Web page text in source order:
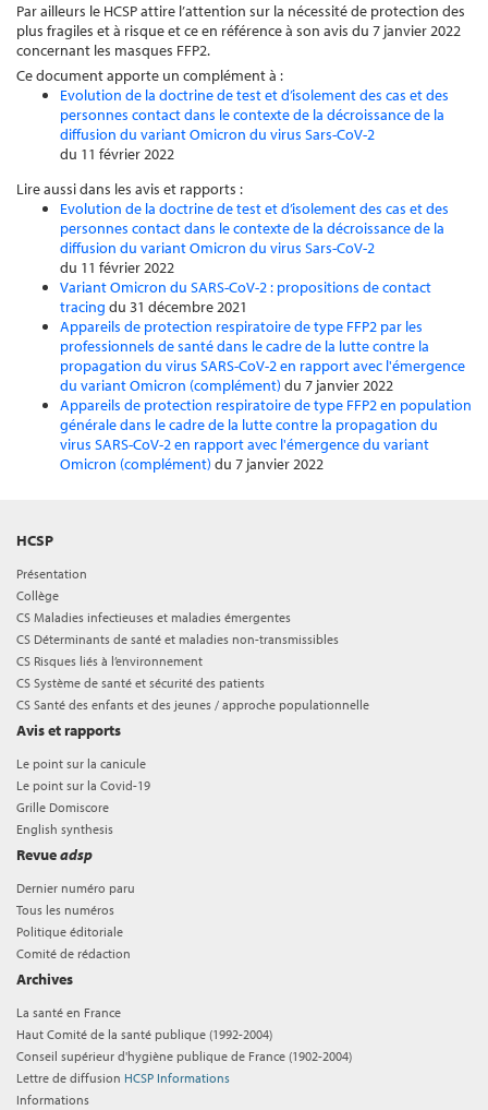
Par ailleurs le HCSP attire l’attention sur la nécessité de protection des
plus fragiles et à risque et ce en référence à son avis du 7 janvier 2022
concernant les masques FFP2.
Ce document apporte un complément à :
Evolution de la doctrine de test et d’isolement des cas et des
personnes contact dans le contexte de la décroissance de la
diffusion du variant Omicron du virus Sars-CoV-2
du 11 février 2022
Lire aussi dans les avis et rapports :
Evolution de la doctrine de test et d’isolement des cas et des
personnes contact dans le contexte de la décroissance de la
diffusion du variant Omicron du virus Sars-CoV-2
du 11 février 2022
Variant Omicron du SARS-CoV-2 : propositions de contact
tracing du 31 décembre 2021
Appareils de protection respiratoire de type FFP2 par les
professionnels de santé dans le cadre de la lutte contre la
propagation du virus SARS-CoV-2 en rapport avec l'émergence
du variant Omicron (complément) du 7 janvier 2022
Appareils de protection respiratoire de type FFP2 en population
générale dans le cadre de la lutte contre la propagation du
virus SARS-CoV-2 en rapport avec l'émergence du variant
Omicron (complément) du 7 janvier 2022
HCSP
Présentation
Collège
CS Maladies infectieuses et maladies émergentes
CS Déterminants de santé et maladies non-transmissibles
CS Risques liés à l’environnement
CS Système de santé et sécurité des patients
CS Santé des enfants et des jeunes / approche populationnelle
Avis et rapports
Le point sur la canicule
Le point sur la Covid-19
Grille Domiscore
English synthesis
Revueadsp
Dernier numéro paru
Tous les numéros
Politique éditoriale
Comité de rédaction
Archives
La santé en France
Haut Comité de la santé publique (1992-2004)
Conseil supérieur d'hygiène publique de France (1902-2004)
Lettre de diffusion HCSP Informations
Informations